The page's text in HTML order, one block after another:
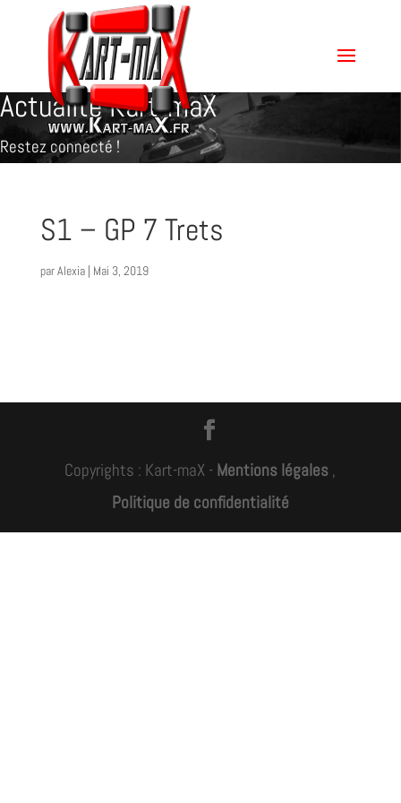
Actualité Kart-maX
Restez connecté !
S1 – GP 7 Trets
parAlexia| Mai 3, 2019
Copyrights : Kart-maX - Mentions légales ,
Politique de confidentialité